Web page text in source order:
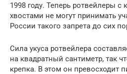
1998 году. Теперь ротвейлеры
хвостами не могут принимать
России такого запрета до сих
Сила укуса ротвейлера
на квадратный сантиметр, так
крепка. В этом он превосходит